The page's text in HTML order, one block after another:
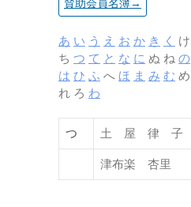
賛助会員名簿→
あ い う え お か き く け
ち つ て と な に ぬ ね の
は ひ ふ へ ほ ま み む め
れ ろ わ
つ 土 屋 律 子
津布楽 杏里